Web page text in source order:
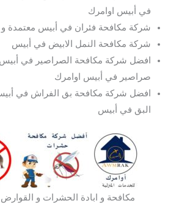
في أبيس اوامرك
شركة مكافحة فئران في أبيس معتمدة و
شركة مكافحة النمل الابيض في أبيس
افضل شركة مكافحة الصراصير في
صراصير في أبيس اوامرك
افضل شركة مكافحة بق الفراش في
البق في أبيس
مكافحة و ابادة الحشرات و